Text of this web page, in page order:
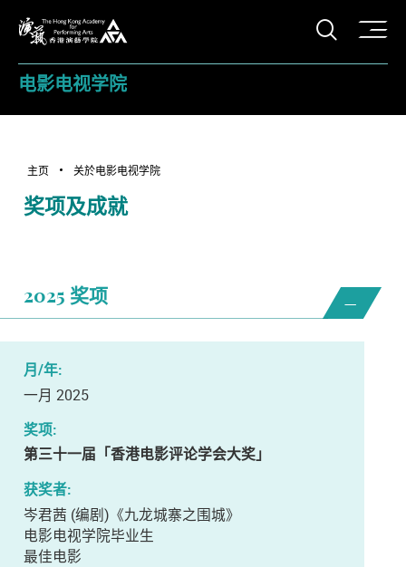
打开
电影电视学院
主页 关於电影电视学院
奖项及成就
2025 奖项
一月 2025
第三十一届「香港电影评论学会大奖」
岑君茜 (编剧)《九龙城寨之围城》
电影电视学院毕业生
最佳电影